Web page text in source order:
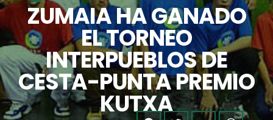
ZUMAIA HA GANADO
EL TORNEO
INTERPUEBLOS DE
CESTA-PUNTA PREMIO
KUTXA